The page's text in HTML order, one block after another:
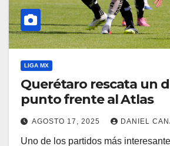
LIGA MX
Querétaro rescata un
punto frente al Atlas
AGOSTO 17, 2025 DANIEL
Uno de los partidos más